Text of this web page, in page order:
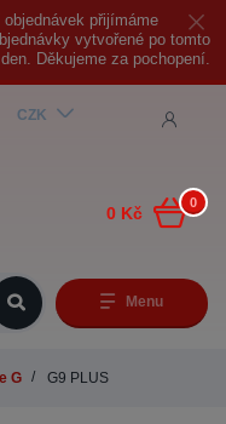
přijímáme
vytvořené po tomto
Děkujeme za pochopení.
Menu
CZK
0
0 Kč
G G9 PLUS